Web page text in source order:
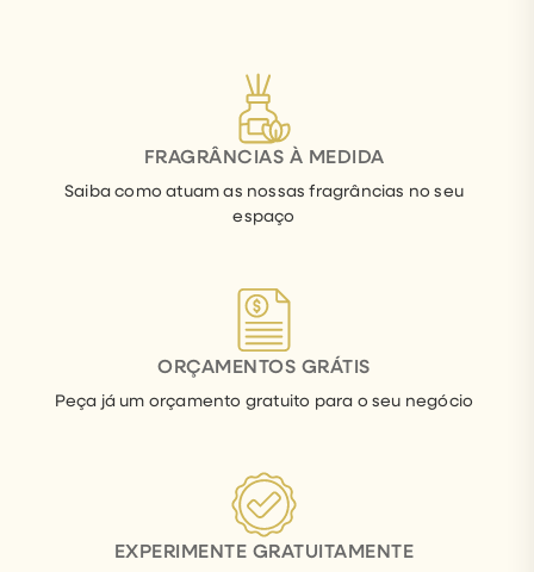
FRAGRÂNCIAS À MEDIDA
Saiba como atuam as nossas fragrâncias no seu
espaço
ORÇAMENTOS GRÁTIS
Peça já um orçamento gratuito para o seu negócio
EXPERIMENTE GRATUITAMENTE